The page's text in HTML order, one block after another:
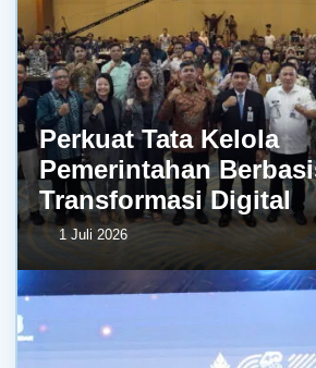
Perkuat Tata Kelola
Pemerintahan
Transformasi Digital
1 Juli 2026